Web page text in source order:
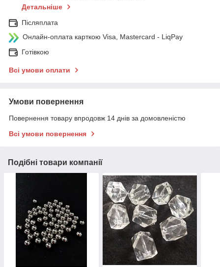
Детальніше
Післяплата
Онлайн-оплата карткою Visa, Mastercard - LiqPay
Готівкою
Всі умови оплати
Умови повернення
Повернення товару впродовж 14 днів за домовленістю
Всі умови повернення
Подібні товари компанії